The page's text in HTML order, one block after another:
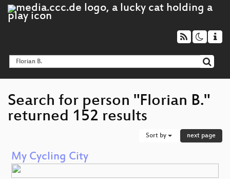
Search for person "Florian B."
returned 152 results
Sort by next page
My Cycling City